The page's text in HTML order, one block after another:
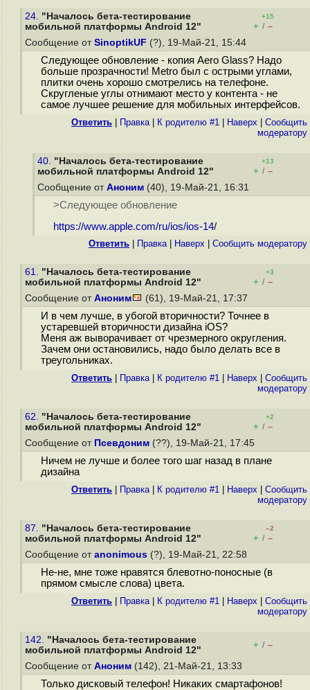
24. "Началось бета-тестирование
мобильной платформы Android 12"
+15
+ / –
Сообщение от SinoptikUF (?), 19-Май-21, 15:44
Следующее обновление - копия Aero Glass? Надо
больше прозрачности! Metro был с острыми углами,
плитки очень хорошо смотрелись на телефоне.
Скругленые углы отнимают место у контента - не
самое лучшее решение для мобильных интерфейсов.
Ответить Правка| К родителю #1 Наверх
Cообщить
модератору
40. "Началось бета-тестирование
мобильной платформы Android 12"
+13
+ / –
Сообщение от Аноним (40), 19-Май-21, 16:31
>Следующее обновление
https://www.apple.com/ru/ios/ios-14/
Ответить Правка| Наверх Cообщить модератору
61. "Началось бета-тестирование
мобильной платформы Android 12"
+3
+ / –
Сообщение от Аноним (61), 19-Май-21, 17:37
И в чем лучше, в убогой вторичности? Точнее в
устаревшей вторичности дизайна iOS?
Меня аж выворачивает от чрезмерного округления.
Зачем они остановились, надо было делать все в
треугольниках.
Ответить Правка| К родителю #1 Наверх
Cообщить
модератору
62. "Началось бета-тестирование
мобильной платформы Android 12"
+2
+ / –
Сообщение от Псевдоним (??), 19-Май-21, 17:45
Ничем не лучше и более того шаг назад в плане
дизайна
Ответить Правка| К родителю #1 Наверх
Cообщить
модератору
87. "Началось бета-тестирование
мобильной платформы Android 12"
–2
+ / –
Сообщение от anonimous (?), 19-Май-21, 22:58
Не-не, мне тоже нравятся блевотно-поносные (в
прямом смысле слова) цвета.
Ответить Правка| К родителю #1 Наверх
Cообщить
модератору
142. "Началось бета-тестирование
мобильной платформы Android 12"
+ / –
Сообщение от Аноним (142), 21-Май-21, 13:33
Только дисковый телефон! Никаких смартафонов!